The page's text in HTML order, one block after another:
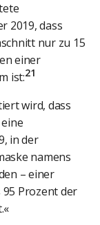
2019, dass
nur zu 15
einer
ist:21
wird, dass
in der
namens
– einer
Prozent der